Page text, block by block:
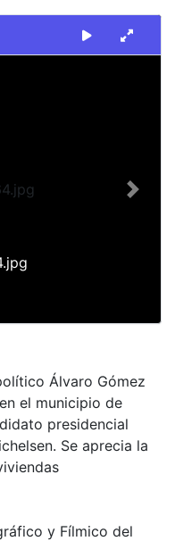
Next
Álvaro Gómez
el municipio de
presidencial
Se aprecia la
y Fílmico del